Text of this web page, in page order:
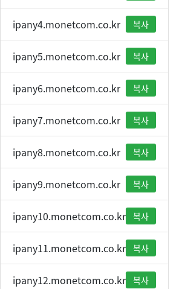
ipany4.monetcom.co.kr 복사
ipany5.monetcom.co.kr 복사
ipany6.monetcom.co.kr 복사
ipany7.monetcom.co.kr 복사
ipany8.monetcom.co.kr 복사
ipany9.monetcom.co.kr 복사
ipany10.monetcom.co.kr 복사
ipany11.monetcom.co.kr 복사
ipany12.monetcom.co.kr 복사